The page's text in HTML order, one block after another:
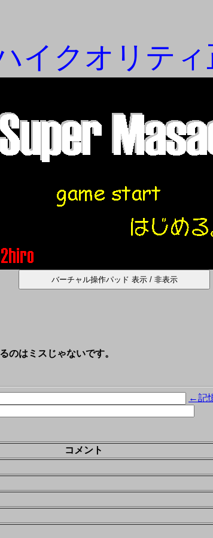
イクオリティ
のはミスじゃないです。
←記
コメント